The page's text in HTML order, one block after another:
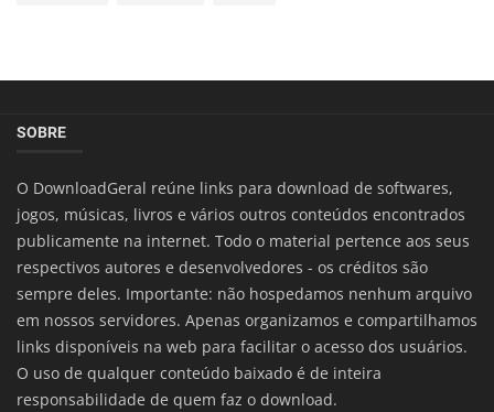
SOBRE
O DownloadGeral reúne links para download de softwares,
jogos, músicas, livros e vários outros conteúdos encontrados
publicamente na internet. Todo o material pertence aos seus
respectivos autores e desenvolvedores - os créditos são
sempre deles. Importante: não hospedamos nenhum arquivo
em nossos servidores. Apenas organizamos e compartilhamos
links disponíveis na web para facilitar o acesso dos usuários.
O uso de qualquer conteúdo baixado é de inteira
responsabilidade de quem faz o download.